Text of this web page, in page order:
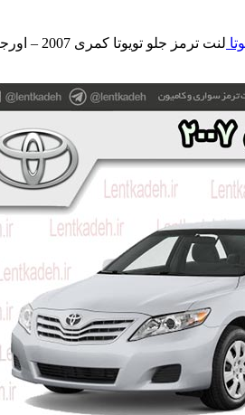
لنت ترمز جلو تویوتا کمری 2007 – اورجینال جهان لنت